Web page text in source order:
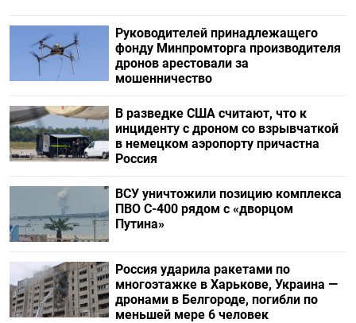
Руководителей принадлежащего
фонду Минпромторга производителя
дронов арестовали за
мошенничество
В разведке США считают, что к
инциденту с дроном со взрывчаткой
в немецком аэропорту причастна
Россия
ВСУ уничтожили позицию комплекса
ПВО С-400 рядом с «дворцом
Путина»
Россия ударила ракетами по
многоэтажке в Харькове, Украина —
дронами в Белгороде, погибли по
меньшей мере 6 человек